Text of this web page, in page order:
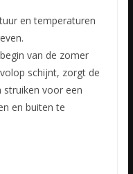
en temperaturen
van de zomer
schijnt, zorgt de
struiken voor een
en buiten te